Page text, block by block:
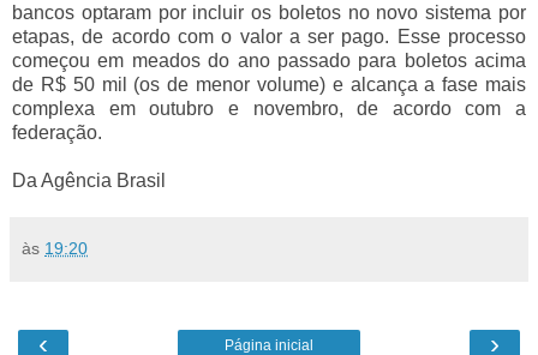
bancos optaram por incluir os boletos no novo sistema por
etapas, de acordo com o valor a ser pago. Esse processo
começou em meados do ano passado para boletos acima
de R$ 50 mil (os de menor volume) e alcança a fase mais
complexa em outubro e novembro, de acordo com a
federação.
Da Agência Brasil
às 19:20
‹ ›
Página inicial